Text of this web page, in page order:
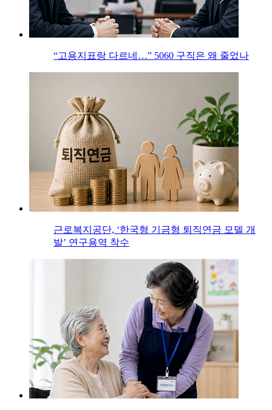
“고용지표랑 다르네…” 5060 구직은 왜 줄었나
근로복지공단, ‘한국형 기금형 퇴직연금 모델 개
발’ 연구용역 착수